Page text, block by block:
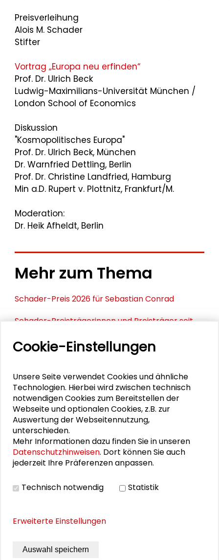
Preisverleihung
Alois M. Schader
Stifter
Vortrag „Europa neu erfinden“
Prof. Dr. Ulrich Beck
Ludwig-Maximilians-Universität München /
London School of Economics
Diskussion
"Kosmopolitisches Europa"
Prof. Dr. Ulrich Beck, München
Dr. Warnfried Dettling, Berlin
Prof. Dr. Christine Landfried, Hamburg
Min a.D. Rupert v. Plottnitz, Frankfurt/M.
Moderation:
Dr. Heik Afheldt, Berlin
Mehr zum Thema
Schader-Preis 2026 für Sebastian Conrad
Schader-Preisträgerinnen und Preisträger seit
Schader-Preis 2025 für Martina Löw
Der Schader-Preis
Schader-Preis 2024 für Silja Häusermann
PERSONEN IM KONTEXT
Ulrich Beck
Laudatio von Prof. Dr. Manfred G. Schmidt
Cookie-Einstellungen
Unsere Seite verwendet Cookies und ähnliche
Technologien. Hierbei wird zwischen technisch
notwendigen Cookies zum Bereitstellen der
Webseite und optionalen Cookies, z.B. zur
Auswertung der Webseitennutzung,
unterschieden.
Mehr Informationen dazu finden Sie in unseren
Datenschutzhinweisen. Dort können Sie auch
jederzeit Ihre Präferenzen anpassen.
Technisch notwendig Statistik
Erweiterte Einstellungen
Auswahl speichern